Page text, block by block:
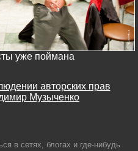
уже поймана
авторских прав
Музыченко
в сетях, блогах и где-нибудь